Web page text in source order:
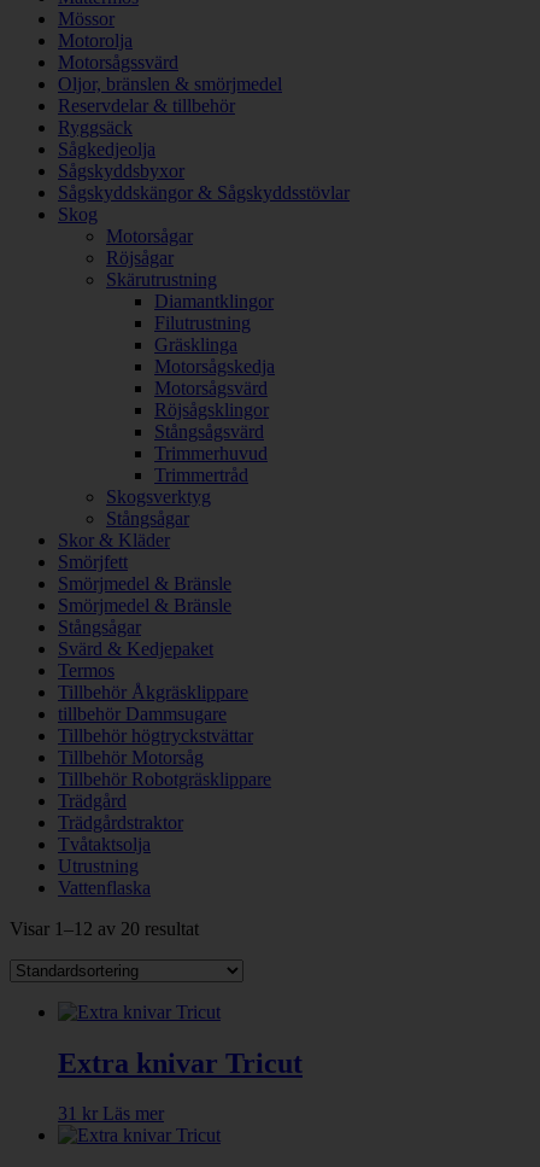
Mössor
Motorolja
Motorsågssvärd
Oljor, bränslen & smörjmedel
Reservdelar & tillbehör
Ryggsäck
Sågkedjeolja
Sågskyddsbyxor
Sågskyddskängor & Sågskyddsstövlar
Skog
Motorsågar
Röjsågar
Skärutrustning
Diamantklingor
Filutrustning
Gräsklinga
Motorsågskedja
Motorsågsvärd
Röjsågsklingor
Stångsågsvärd
Trimmerhuvud
Trimmertråd
Skogsverktyg
Stångsågar
Skor & Kläder
Smörjfett
Smörjmedel & Bränsle
Smörjmedel & Bränsle
Stångsågar
Svärd & Kedjepaket
Termos
Tillbehör Åkgräsklippare
tillbehör Dammsugare
Tillbehör högtryckstvättar
Tillbehör Motorsåg
Tillbehör Robotgräsklippare
Trädgård
Trädgårdstraktor
Tvåtaktsolja
Utrustning
Vattenflaska
Visar 1–12 av 20 resultat
Extra knivar Tricut
31 kr Läs mer